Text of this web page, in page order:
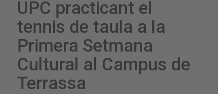
UPC practicant el
tennis de taula a la
Primera Setmana
Cultural al Campus de
Terrassa